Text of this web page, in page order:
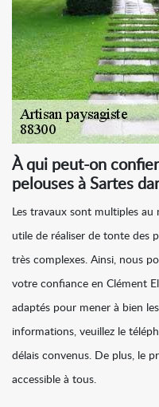
À qui peut-on
pelouses à Sartes
Les travaux sont multiples au
utile de réaliser de tonte des
très complexes. Ainsi, nous
votre confiance en Clément
adaptés pour mener à bien
informations, veuillez le
délais convenus. De plus, le
accessible à tous.